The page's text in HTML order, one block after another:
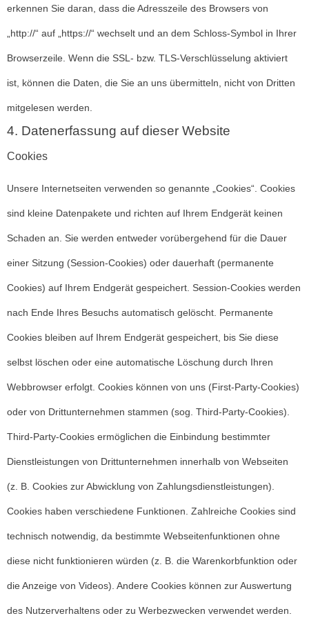
erkennen Sie daran, dass die Adresszeile des Browsers von
„http://“ auf „https://“ wechselt und an dem Schloss-Symbol in Ihrer
Browserzeile. Wenn die SSL- bzw. TLS-Verschlüsselung aktiviert
ist, können die Daten, die Sie an uns übermitteln, nicht von Dritten
mitgelesen werden.
4. Datenerfassung auf dieser Website
Cookies
Unsere Internetseiten verwenden so genannte „Cookies“. Cookies
sind kleine Datenpakete und richten auf Ihrem Endgerät keinen
Schaden an. Sie werden entweder vorübergehend für die Dauer
einer Sitzung (Session-Cookies) oder dauerhaft (permanente
Cookies) auf Ihrem Endgerät gespeichert. Session-Cookies werden
nach Ende Ihres Besuchs automatisch gelöscht. Permanente
Cookies bleiben auf Ihrem Endgerät gespeichert, bis Sie diese
selbst löschen oder eine automatische Löschung durch Ihren
Webbrowser erfolgt. Cookies können von uns (First-Party-Cookies)
oder von Drittunternehmen stammen (sog. Third-Party-Cookies).
Third-Party-Cookies ermöglichen die Einbindung bestimmter
Dienstleistungen von Drittunternehmen innerhalb von Webseiten
(z. B. Cookies zur Abwicklung von Zahlungsdienstleistungen).
Cookies haben verschiedene Funktionen. Zahlreiche Cookies sind
technisch notwendig, da bestimmte Webseitenfunktionen ohne
diese nicht funktionieren würden (z. B. die Warenkorbfunktion oder
die Anzeige von Videos). Andere Cookies können zur Auswertung
des Nutzerverhaltens oder zu Werbezwecken verwendet werden.